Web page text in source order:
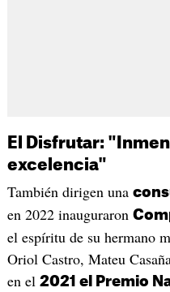
El Disfrutar:
excelencia"
También dirigen una
en 2022 inauguraron
el espíritu de su hermano
Oriol Castro, Mateu
en el 2021 el Premio